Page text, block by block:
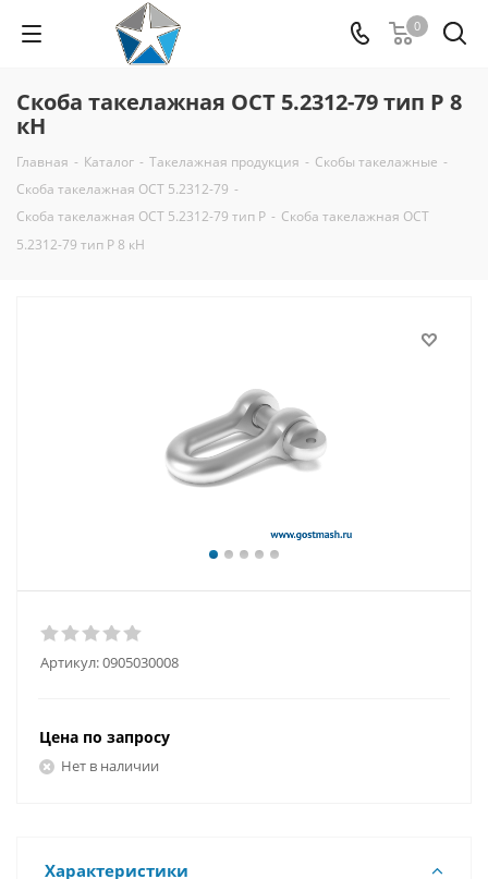
0
Скоба такелажная ОСТ 5.2312-79 тип Р 8
кН
Главная - Каталог - Такелажная продукция - Скобы такелажные -
Скоба такелажная ОСТ 5.2312-79 -
Скоба такелажная ОСТ 5.2312-79 тип Р - Скоба такелажная ОСТ
5.2312-79 тип Р 8 кН
Артикул:0905030008
Цена по запросу
Нет в наличии
Характеристики